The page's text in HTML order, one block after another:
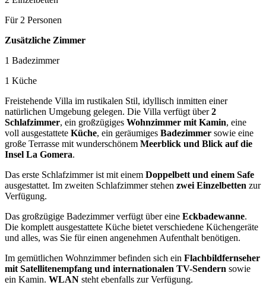
Für 2 Personen
Zusätzliche Zimmer
1 Badezimmer
1 Küche
Freistehende Villa im rustikalen Stil, idyllisch inmitten einer
natürlichen Umgebung gelegen. Die Villa verfügt über2
Schlafzimmer, ein großzügiges Wohnzimmer mit Kamin, eine
voll ausgestattete Küche, ein geräumiges Badezimmer sowie eine
große Terrasse mit wunderschönem Meerblick und Blick auf die
Insel La Gomera.
Das erste Schlafzimmer ist mit einem Doppelbett und einem Safe
ausgestattet. Im zweiten Schlafzimmer stehen zwei Einzelbetten zur
Verfügung.
Das großzügige Badezimmer verfügt über eine Eckbadewanne.
Die komplett ausgestattete Küche bietet verschiedene Küchengeräte
und alles, was Sie für einen angenehmen Aufenthalt benötigen.
Im gemütlichen Wohnzimmer befinden sich ein Flachbildfernseher
mit Satellitenempfang und internationalen TV-Sendern sowie
ein Kamin. WLAN steht ebenfalls zur Verfügung.